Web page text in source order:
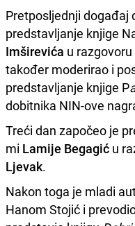
Pretposljednji događaj
predstavljanje knjige
Imširevića u
također moderirao i
predstavljanje knjige P
dobitnika NIN-ove
Treći dan započeo je
mi Lamije Begagić u
Ljevak.
Nakon toga je mladi
Hanom Stojić i